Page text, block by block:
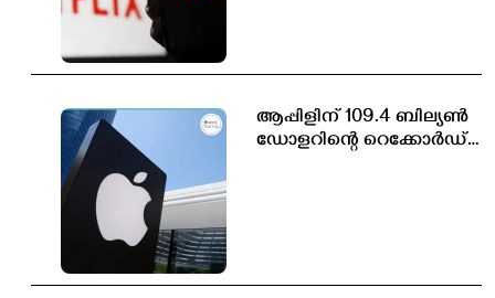
ആപ്പിളിന് 109.4 ബില്യൺ
ഡോളറിന്റെ റെക്കോർഡ്